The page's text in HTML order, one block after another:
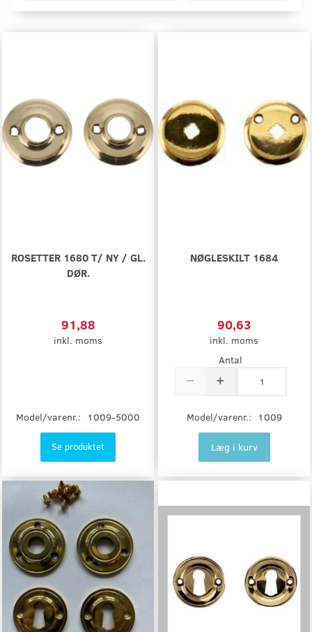
ROSETTER 1680 T/ NY / GL.
DØR.
91,88
inkl. moms
Model/varenr.: 1009-5000
Se produktet
NØGLESKILT 1684
90,63
inkl. moms
Antal
Model/varenr.: 1009
Læg i kurv